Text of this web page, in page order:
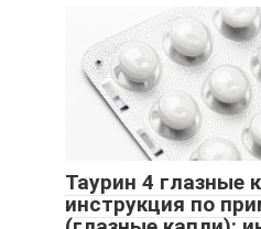
Таурин 4 глазные
инструкция по